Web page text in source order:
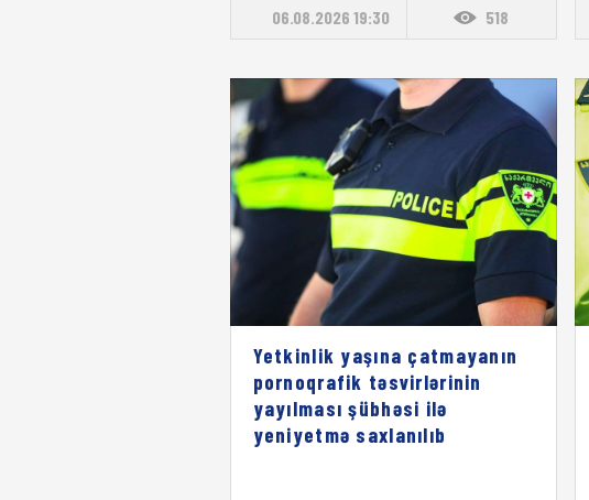
06.08.2026 19:30 518
Yetkinlik yaşına çatmayanın
pornoqrafik təsvirlərinin
yayılması şübhəsi ilə
yeniyetmə saxlanılıb